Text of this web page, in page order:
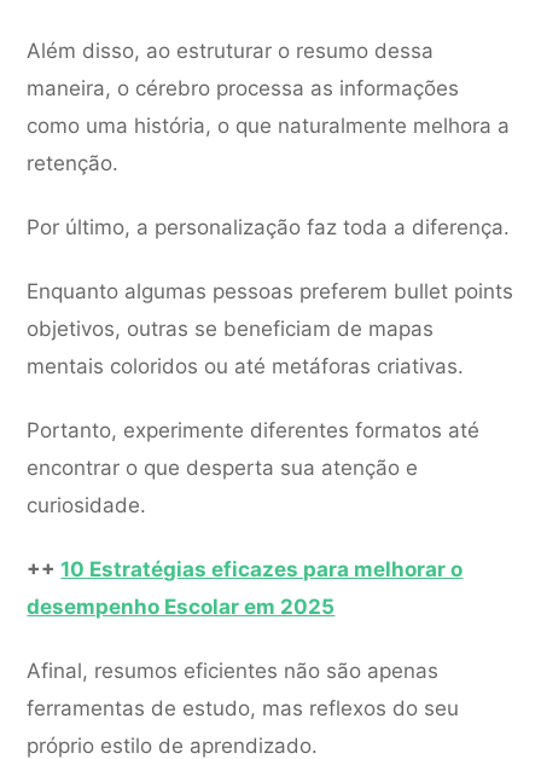
Além disso, ao estruturar o resumo dessa
maneira, o cérebro processa as informações
como uma história, o que naturalmente melhora a
retenção.
Por último, a personalização faz toda a diferença.
Enquanto algumas pessoas preferem bullet points
objetivos, outras se beneficiam de mapas
mentais coloridos ou até metáforas criativas.
Portanto, experimente diferentes formatos até
encontrar o que desperta sua atenção e
curiosidade.
++10 Estratégias eficazes para melhorar o
desempenho Escolar em 2025
Afinal, resumos eficientes não são apenas
ferramentas de estudo, mas reflexos do seu
próprio estilo de aprendizado.